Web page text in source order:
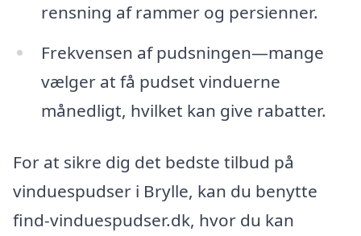
rensning af rammer og persienner.
Frekvensen af pudsningen—mange
vælger at få pudset vinduerne
månedligt, hvilket kan give rabatter.
For at sikre dig det bedste tilbud på
vinduespudser i Brylle, kan du benytte
find-vinduespudser.dk, hvor du kan